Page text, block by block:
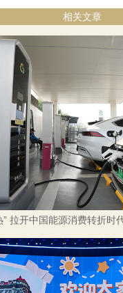
相关文章
” 拉开中国能源消费转折时